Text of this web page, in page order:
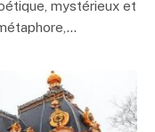
mystérieux et